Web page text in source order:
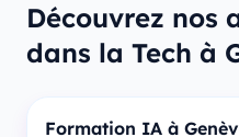
Découvrez nos
dans la Tech à
Formation IA à